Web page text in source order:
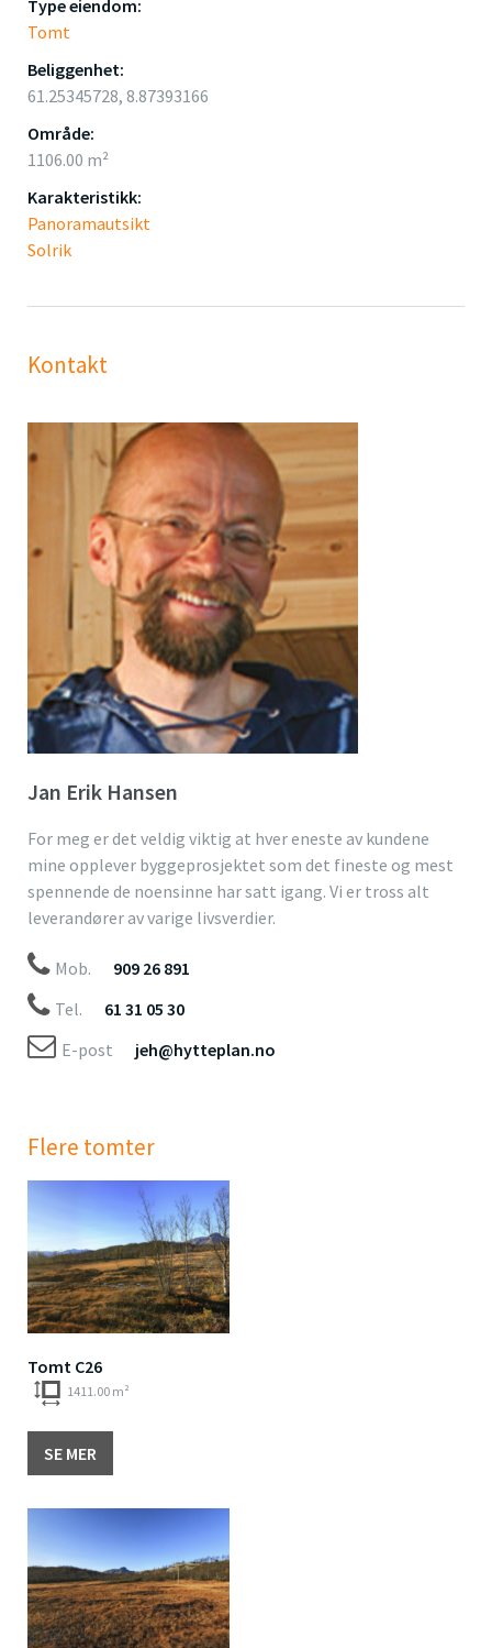
Type eiendom:
Tomt
Beliggenhet:
61.25345728, 8.87393166
Område:
1106.00 m²
Karakteristikk:
Panoramautsikt
Solrik
Kontakt
Jan Erik Hansen
For meg er det veldig viktig at hver eneste av kundene
mine opplever byggeprosjektet som det fineste og mest
spennende de noensinne har satt igang. Vi er tross alt
leverandører av varige livsverdier.
Mob.
909 26 891
Tel.
61 31 05 30
E-post
jeh@hytteplan.no
Flere tomter
Tomt C26
1411.00 m²
SE MER